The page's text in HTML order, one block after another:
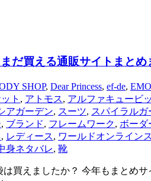
だ買える通販サイトまと
SHOP, Dear Princess, ef-de,
ト , アトモス, アルファキュービ
アガーデン, スーツ, スパイラルガ
, ブランド, フレームワーク, ボーダ
, レディース, ワールドオンライン
身ネタバレ, 靴
買えましたか？ 今年もまとめ